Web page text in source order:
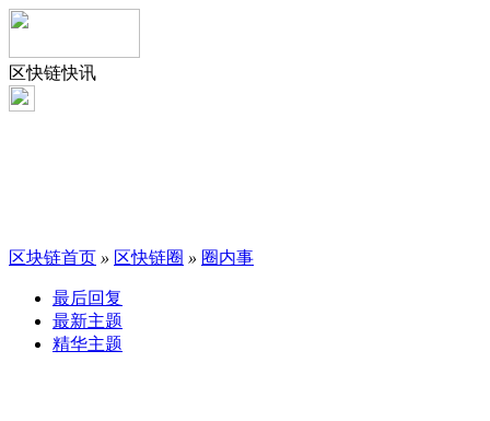
区快链快讯
区块链首页 » 区快链圈 » 圈内事
最后回复
最新主题
精华主题